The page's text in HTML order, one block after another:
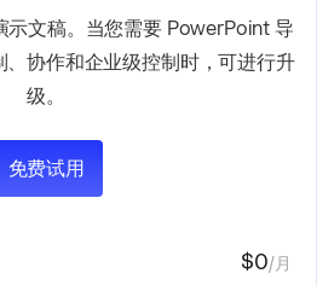
示文稿。当您需要 PowerPoint 导
协作和企业级控制时，可进行升
级。
免费试用
$0/月